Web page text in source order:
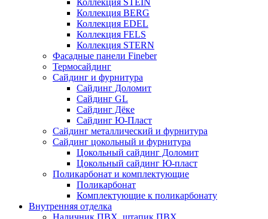
Коллекция STEIN
Коллекция BERG
Коллекция EDEL
Коллекция FELS
Коллекция STERN
Фасадные панели Fineber
Термосайдинг
Сайдинг и фурнитура
Сайдинг Доломит
Сайдинг GL
Сайдинг Дёке
Сайдинг Ю-Пласт
Сайдинг металлический и фурнитура
Сайдинг цокольный и фурнитура
Цокольный сайдинг Доломит
Цокольный сайдинг Ю-пласт
Поликарбонат и комплектующие
Поликарбонат
Комплектующие к поликарбонату
Внутренняя отделка